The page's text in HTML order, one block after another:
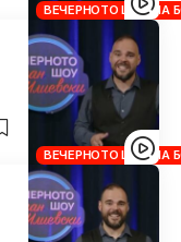
ВЕЧЕРНОТО ШОУ НА
ВЕЧЕРНОТО ШОУ НА